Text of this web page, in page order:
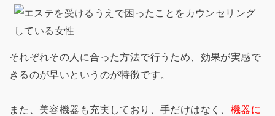
それぞれその人に合った方法で行うため、効果が実感で
きるのが早いというのが特徴です。
また、美容機器も充実しており、手だけはなく、 機器に